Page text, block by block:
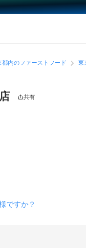
都内のファーストフード 東
共有
ですか？